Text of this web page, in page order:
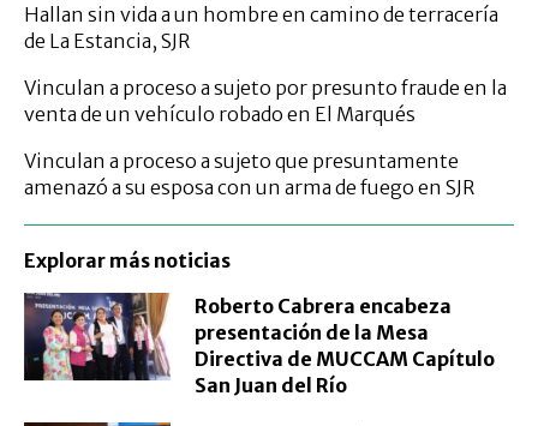
Hallan sin vida a un hombre en camino de terracería
de La Estancia, SJR
Vinculan a proceso a sujeto por presunto fraude en la
venta de un vehículo robado en El Marqués
Vinculan a proceso a sujeto que presuntamente
amenazó a su esposa con un arma de fuego en SJR
Explorar más noticias
Roberto Cabrera encabeza
presentación de la Mesa
Directiva de MUCCAM Capítulo
San Juan del Río